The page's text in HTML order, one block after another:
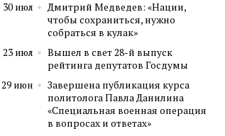
30 июл
Дмитрий Медведев: «Нации,
чтобы сохраниться, нужно
собраться в кулак»
23 июл
Вышел в свет 28-й выпуск
рейтинга депутатов Госдумы
29 июн
Завершена публикация курса
политолога Павла Данилина
«Специальная военная операция
в вопросах и ответах»